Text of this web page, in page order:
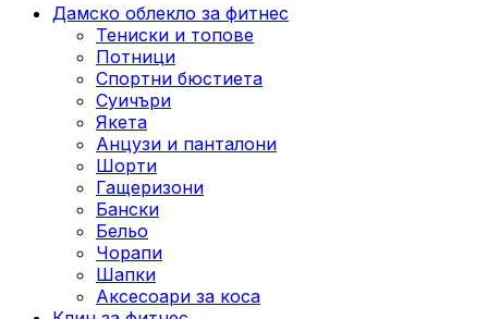
Дамско облекло за фитнес
Тениски и топове
Потници
Спортни бюстиета
Суичъри
Якета
Aнцузи и панталони
Шорти
Гащеризони
Бански
Бельо
Чорапи
Шапки
Аксесоари за коса